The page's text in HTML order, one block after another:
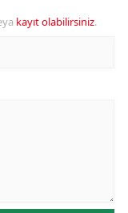
kayıt olabilirsiniz.